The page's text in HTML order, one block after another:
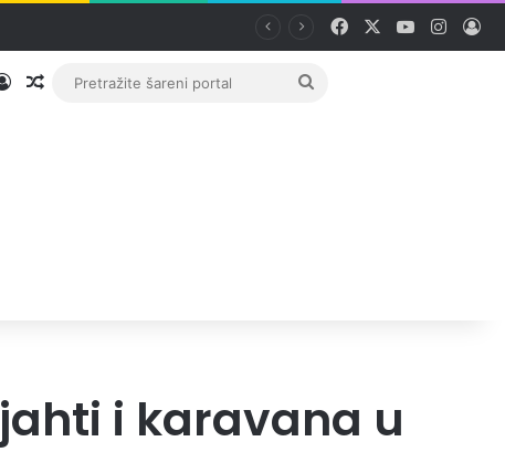
Facebook YouTube
PrijavaRandom članak
Pretražite
i karavana u